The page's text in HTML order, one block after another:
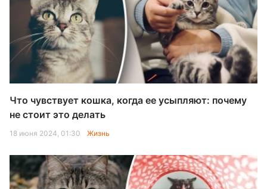
Что чувствует кошка, когда ее усыпляют: почему
не стоит это делать
18 июня 2024, 01:30 Жизнь